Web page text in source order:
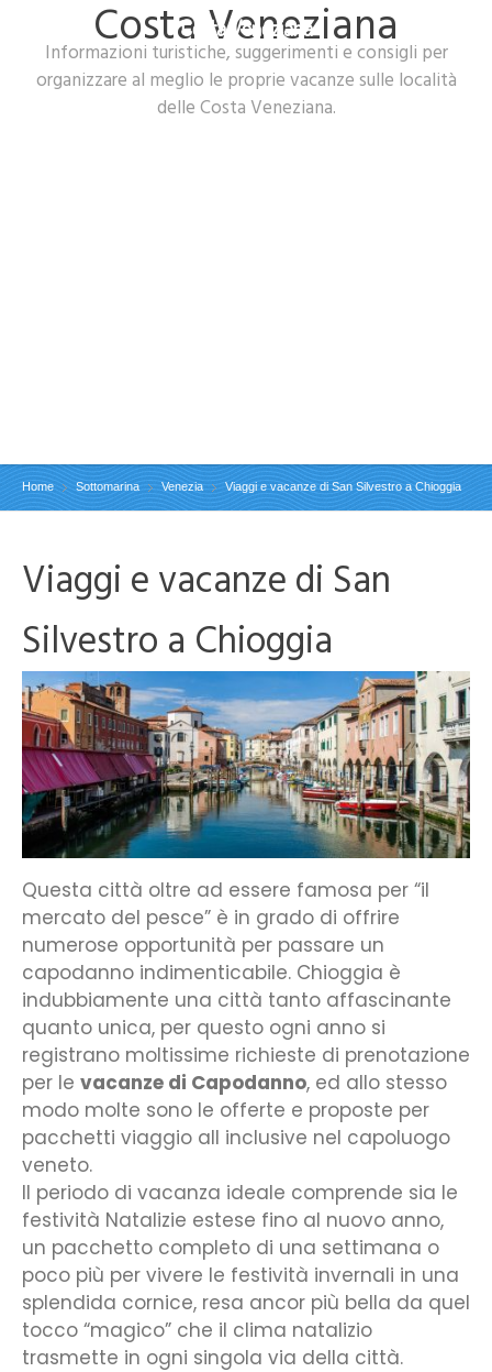
Costa Veneziana
Informazioni turistiche, suggerimenti e consigli per
organizzare al meglio le proprie vacanze sulle località
delle Costa Veneziana.
Home Sottomarina Venezia Viaggi e vacanze di San Silvestro a Chioggia
Viaggi e vacanze di San
Silvestro a Chioggia
Questa città oltre ad essere famosa per “il
mercato del pesce” è in grado di offrire
numerose opportunità per passare un
capodanno indimenticabile. Chioggia è
indubbiamente una città tanto affascinante
quanto unica, per questo ogni anno si
registrano moltissime richieste di prenotazione
per le vacanze di Capodanno, ed allo stesso
modo molte sono le offerte e proposte per
pacchetti viaggio all inclusive nel capoluogo
veneto.
Il periodo di vacanza ideale comprende sia le
festività Natalizie estese fino al nuovo anno,
un pacchetto completo di una settimana o
poco più per vivere le festività invernali in una
splendida cornice, resa ancor più bella da quel
tocco “magico” che il clima natalizio
trasmette in ogni singola via della città.
Costa Veneziana